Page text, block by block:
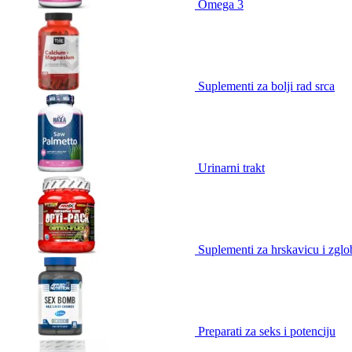
Omega 3
Suplementi za bolji rad srca
Urinarni trakt
Suplementi za hrskavicu i
Preparati za seks i potenciju